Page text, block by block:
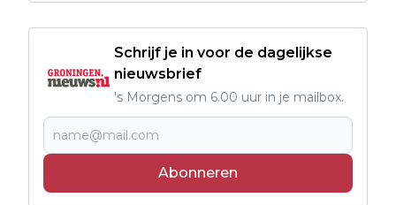
Schrijf je in voor de dagelijkse
nieuwsbrief
's Morgens om 6.00 uur in je mailbox.
Abonneren